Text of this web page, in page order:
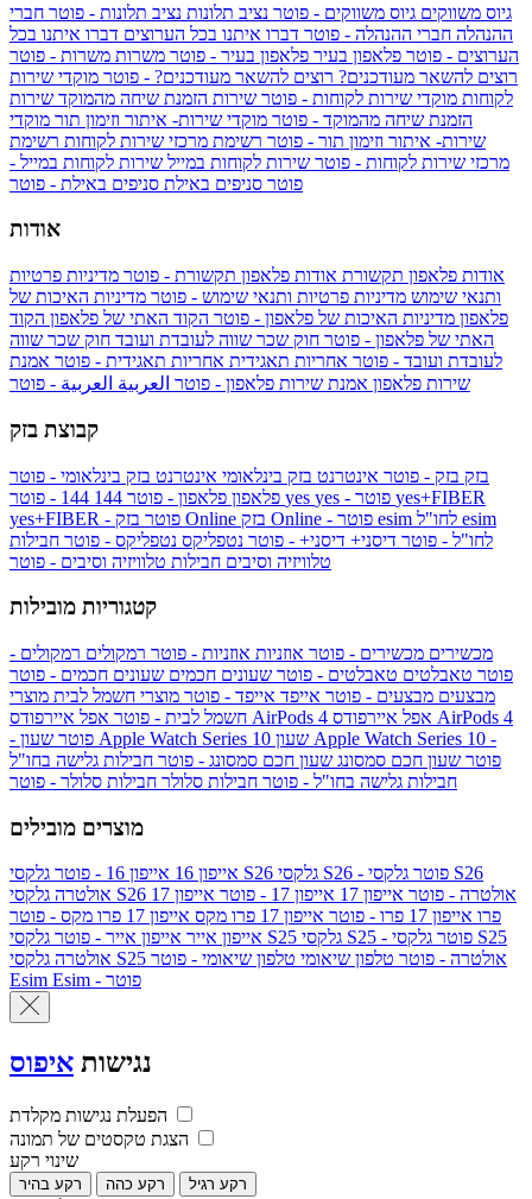
גיוס משווקים גיוס משווקים - פוטר נציב תלונות נציב תלונות - פוטר חברי
ההנהלה חברי ההנהלה - פוטר דברו איתנו בכל הערוצים דברו איתנו בכל
הערוצים - פוטר פלאפון בעיר פלאפון בעיר - פוטר משרות משרות - פוטר
רוצים להשאר מעודכנים? רוצים להשאר מעודכנים? - פוטר מוקדי שירות
לקוחות מוקדי שירות לקוחות - פוטר שירות הזמנת שיחה מהמוקד שירות
הזמנת שיחה מהמוקד - פוטר מוקדי שירות- איתור וזימון תור מוקדי
שירות- איתור וזימון תור - פוטר רשימת מרכזי שירות לקוחות רשימת
מרכזי שירות לקוחות - פוטר שירות לקוחות במייל שירות לקוחות במייל -
פוטר סניפים באילת סניפים באילת - פוטר
אודות
אודות פלאפון תקשורת אודות פלאפון תקשורת - פוטר מדיניות פרטיות
ותנאי שימוש מדיניות פרטיות ותנאי שימוש - פוטר מדיניות האיכות של
פלאפון מדיניות האיכות של פלאפון - פוטר הקוד האתי של פלאפון הקוד
האתי של פלאפון - פוטר חוק שכר שווה לעובדת ועובד חוק שכר שווה
לעובדת ועובד - פוטר אחריות תאגידית אחריות תאגידית - פוטר אמנת
שירות פלאפון אמנת שירות פלאפון - פוטר العربية العربية - פוטר
קבוצת בזק
בזק בזק - פוטר אינטרנט בזק בינלאומי אינטרנט בזק בינלאומי - פוטר
פלאפון פלאפון - פוטר 144 yes
yes+FIBER
yes+FIBER - פוטר בזק Online
esim
לחו"ל - פוטר דיסני+ דיסני+ - פוטר נטפליקס נטפליקס - פוטר חבילות
טלוויזיה וסיבים חבילות טלוויזיה וסיבים - פוטר
קטגוריות מובילות
מכשירים מכשירים - פוטר אוזניות אוזניות - פוטר רמקולים רמקולים -
פוטר טאבלטים טאבלטים - פוטר שעונים חכמים שעונים חכמים - פוטר
מבצעים מבצעים - פוטר אייפד אייפד - פוטר מוצרי חשמל לבית מוצרי
חשמל לבית - פוטר אפל איירפודס AirPods 4 אפל איירפודס AirPods 4
- פוטר שעון Apple Watch Series 10 שעון Apple Watch Series 10 -
פוטר שעון חכם סמסונג שעון חכם סמסונג - פוטר חבילות גלישה בחו"ל
חבילות גלישה בחו"ל - פוטר חבילות סלולר חבילות סלולר - פוטר
מוצרים מובילים
אייפון 16 אייפון 16 - פוטר גלקסי S26 גלקסי S26 - פוטר גלקסי S26
אולטרה
גלקסי S26 אולטרה - פוטר אייפון 17 אייפון 17 - פוטר
אייפון 17
פרו אייפון 17 פרו - פוטר אייפון 17 פרו מקס
אייפון 17 פרו מקס - פוטר
אייפון אייר אייפון אייר - פוטר גלקסי S25 גלקסי S25 - פוטר גלקסי S25
אולטרה
גלקסי S25 אולטרה - פוטר טלפון שיאומי טלפון שיאומי - פוטר
Esim
Esim - פוטר
נגישות איפוס
הפעלת נגישות מקלדת
הצגת טקסטים של תמונה
שינוי רקע
רקע בהיר רקע כהה רקע רגיל